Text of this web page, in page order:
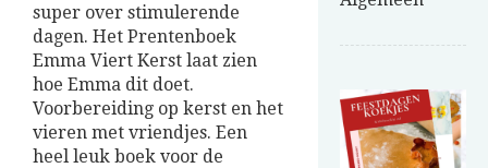
super over stimulerende
dagen. Het Prentenboek
Emma Viert Kerst laat zien
hoe Emma dit doet.
Voorbereiding op kerst en het
vieren met vriendjes. Een
heel leuk boek voor de